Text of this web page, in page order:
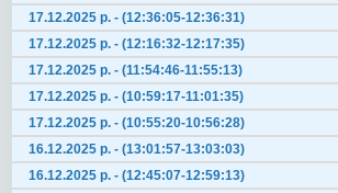
17.12.2025 р. - (12:36:05-12:36:31)
17.12.2025 р. - (12:16:32-12:17:35)
17.12.2025 р. - (11:54:46-11:55:13)
17.12.2025 р. - (10:59:17-11:01:35)
17.12.2025 р. - (10:55:20-10:56:28)
16.12.2025 р. - (13:01:57-13:03:03)
16.12.2025 р. - (12:45:07-12:59:13)